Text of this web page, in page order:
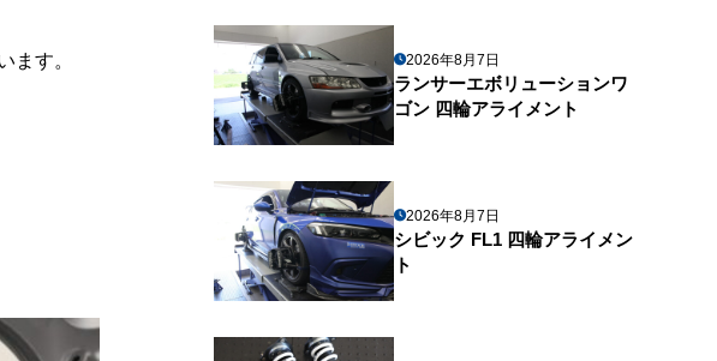
ます。 2026年8月7日
ランサーエボリューションワ
ゴン 四輪アライメント
2026年8月7日
シビック FL1 四輪アライメン
ト